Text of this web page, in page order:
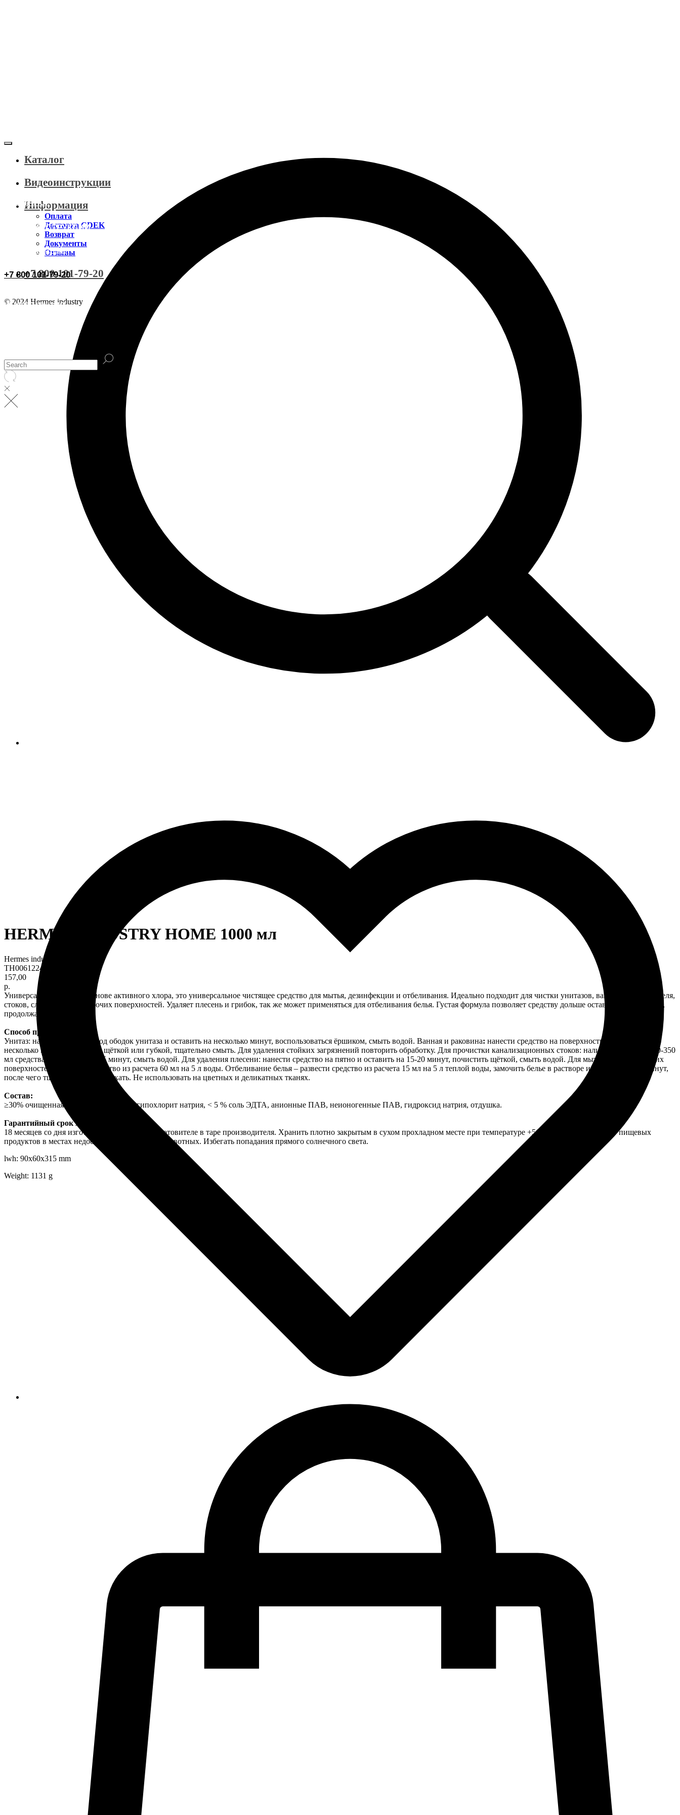
КАТАЛОГ
ВИДЕОИНСТРУКЦИИ
ОСТАВИТЬ ОТЗЫВ
+7 800 101-79-20
ИНФОРМАЦИЯ
Доставка CDEK
Каталог
Видеоинструкции
Информация
Оплата
Доставка CDEK
Возврат
Документы
Отзывы
+7 800 101-79-20
© 2024 Hermes industry
HERMES INDUSTRY HOME 1000 мл
Hermes industry
TH0061224
157,00
р.
Универсальный гель на основе активного хлора, это универсальное чистящее средство для мытья, дезинфекции и отбеливания. Идеально подходит для чистки унитазов, ванн, раковин, кафеля,
стоков, сливов, пола и рабочих поверхностей. Удаляет плесень и грибок, так же может применяться для отбеливания белья. Густая формула позволяет средству дольше оставаться на стенках,
продолжая работать.
Способ применения:
Унитаз: нанести средство под ободок унитаза и оставить на несколько минут, воспользоваться ёршиком, смыть водой. Ванная и раковина: нанести средство на поверхность, выдержать
несколько минут, почистить щёткой или губкой, тщательно смыть. Для удаления стойких загрязнений повторить обработку. Для прочистки канализационных стоков: налить в водосток 300-350
мл средства, оставить на 5-15 минут, смыть водой. Для удаления плесени: нанести средство на пятно и оставить на 15-20 минут, почистить щёткой, смыть водой. Для мытья полов и рабочих
поверхностей разбавить средство из расчета 60 мл на 5 л воды. Отбеливание белья – развести средство из расчета 15 мл на 5 л теплой воды, замочить белье в растворе и оставить на 45 минут,
после чего тщательно прополоскать. Не использовать на цветных и деликатных тканях.
Состав:
≥30% очищенная вода, ≥ 5% но <15% гипохлорит натрия, < 5 % соль ЭДТА, анионные ПАВ, неионогенные ПАВ, гидроксид натрия, отдушка.
Гарантийный срок хранения:
18 месяцев со дня изготовления на заводе-изготовителе в таре производителя. Хранить плотно закрытым в сухом прохладном месте при температуре +5С до +35С, отдельно от пищевых
продуктов в местах недоступных для детей и животных. Избегать попадания прямого солнечного света.
lwh: 90x60x315 mm
Weight: 1131 g